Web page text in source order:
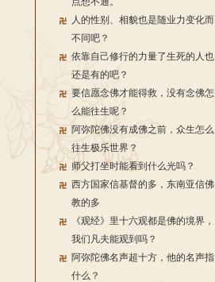
人的性别、相貌也是随业力变化而
不同吧？
依靠自己修行的力量了生死的人也
还是有的吧？
要信愿念佛才能得救，没有念佛怎
么能往生呢？
阿弥陀佛没有成佛之前，众生怎么
往生极乐世界？
师父打坐时能看到什么光吗？
西方国家信基督的多，东南亚信佛
教的多
《观经》里十六观都是佛的境界，
我们凡夫能观到吗？
阿弥陀佛名声超十方，他的名声指
什么？